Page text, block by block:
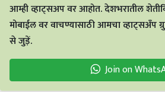
आम्ही व्हाट्सअप वर आहोत. देशभरातील
मोबाईल वर वाचण्यासाठी आमचा व्हाट्सअँप
से जुड़ें.
Join on